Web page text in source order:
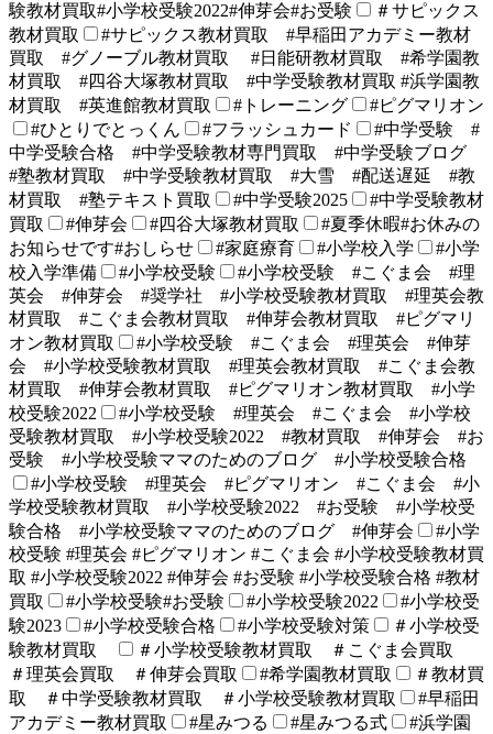
験教材買取#小学校受験2022#伸芽会#お受験
＃サピックス
教材買取
#サピックス教材買取 #早稲田アカデミー教材
買取 #グノーブル教材買取 #日能研教材買取 #希学園教
材買取 #四谷大塚教材買取 #中学受験教材買取 #浜学園教
材買取 #英進館教材買取
#トレーニング
#ピグマリオン
#ひとりでとっくん
#フラッシュカード
#中学受験 #
中学受験合格 #中学受験教材専門買取 #中学受験ブログ
#塾教材買取 #中学受験教材買取 #大雪 #配送遅延 #教
材買取 #塾テキスト買取
#中学受験2025
#中学受験教材
買取
#伸芽会 #四谷大塚教材買取
#夏季休暇#お休みの
お知らせです#おしらせ
#家庭療育 #小学校入学
#小学
校入学準備
#小学校受験
#小学校受験 #こぐま会 #理
英会 #伸芽会 #奨学社 #小学校受験教材買取 #理英会教
材買取 #こぐま会教材買取 #伸芽会教材買取 #ピグマリ
オン教材買取
#小学校受験 #こぐま会 #理英会 #伸芽
会 #小学校受験教材買取 #理英会教材買取 #こぐま会教
材買取 #伸芽会教材買取 #ピグマリオン教材買取 #小学
校受験2022
#小学校受験 #理英会 #こぐま会 #小学校
受験教材買取 #小学校受験2022 #教材買取 #伸芽会 #お
受験 #小学校受験ママのためのブログ #小学校受験合格
#小学校受験 #理英会 #ピグマリオン #こぐま会 #小
学校受験教材買取 #小学校受験2022 #お受験 #小学校受
験合格 #小学校受験ママのためのブログ #伸芽会
#小学
校受験 #理英会 #ピグマリオン #こぐま会 #小学校受験教材買
取 #小学校受験2022 #伸芽会 #お受験 #小学校受験合格 #教材
買取
#小学校受験#お受験 #小学校受験2022
#小学校受
験2023
#小学校受験合格 #小学校受験対策
＃小学校受
験教材買取
＃小学校受験教材買取 ＃こぐま会買取
＃理英会買取 ＃伸芽会買取
#希学園教材買取
＃教材買
取 ＃中学受験教材買取 ＃小学校受験教材買取
#早稲田
アカデミー教材買取
#星みつる #星みつる式
#浜学園